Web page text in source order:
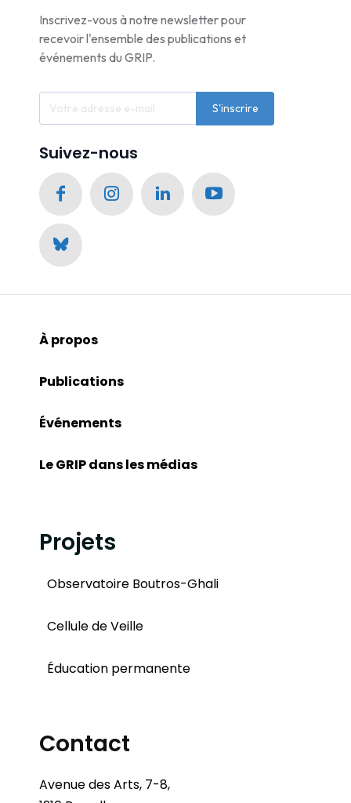
Inscrivez-vous à notre newsletter pour
recevoir l'ensemble des publications et
événements du GRIP.
S'inscrire
Suivez-nous
À propos
Publications
Événements
Le GRIP dans les médias
Projets
Observatoire Boutros-Ghali
Cellule de Veille
Éducation permanente
Contact
Avenue des Arts, 7-8,